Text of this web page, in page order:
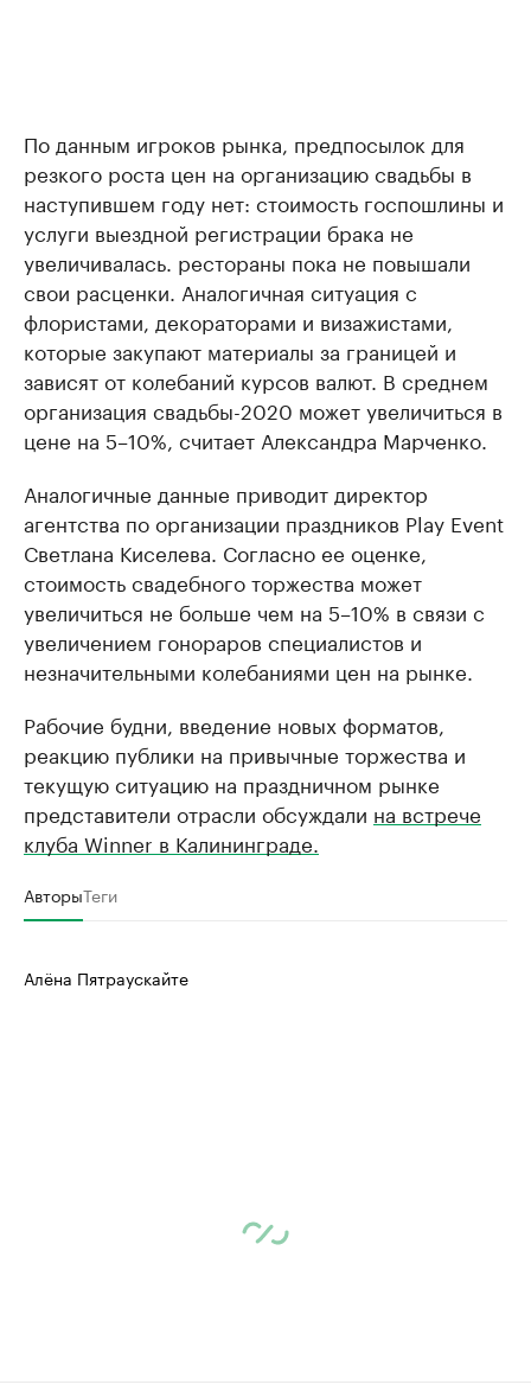
По данным игроков рынка, предпосылок для
резкого роста цен на организацию свадьбы в
наступившем году нет: стоимость госпошлины и
услуги выездной регистрации брака не
увеличивалась. рестораны пока не повышали
свои расценки. Аналогичная ситуация с
флористами, декораторами и визажистами,
которые закупают материалы за границей и
зависят от колебаний курсов валют. В среднем
организация свадьбы-2020 может увеличиться в
цене на 5–10%, считает Александра Марченко.
Аналогичные данные приводит директор
агентства по организации праздников Play Event
Светлана Киселева. Согласно ее оценке,
стоимость свадебного торжества может
увеличиться не больше чем на 5–10% в связи с
увеличением гонораров специалистов и
незначительными колебаниями цен на рынке.
Рабочие будни, введение новых форматов,
реакцию публики на привычные торжества и
текущую ситуацию на праздничном рынке
представители отрасли обсуждали на встрече
клуба Winner в Калининграде.
АвторыТеги
Алёна Пятраускайте